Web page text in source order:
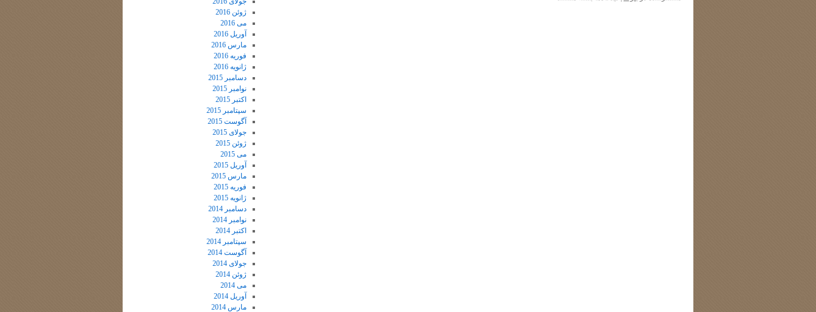
ژوئن 2016
می 2016
آوریل 2016
مارس 2016
فوریه 2016
ژانویه 2016
دسامبر 2015
نوامبر 2015
اکتبر 2015
سپتامبر 2015
آگوست 2015
جولای 2015
ژوئن 2015
می 2015
آوریل 2015
مارس 2015
فوریه 2015
ژانویه 2015
دسامبر 2014
نوامبر 2014
اکتبر 2014
سپتامبر 2014
آگوست 2014
جولای 2014
ژوئن 2014
می 2014
آوریل 2014
مارس 2014